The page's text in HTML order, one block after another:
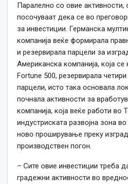
Паралелно со овие активности,
посочуваат дека се во
за инвестиции. Германска
компанија веќе формирала
и резервирала парцели за
Американска компанија, која се
Fortune 500, резервирала
парцели, исто така основала
почнала активности за
компанија, која веќе работи во
индустриската развојна зона
ново проширување преку
производствен погон.
– Сите овие инвестиции треба
градежни активности во